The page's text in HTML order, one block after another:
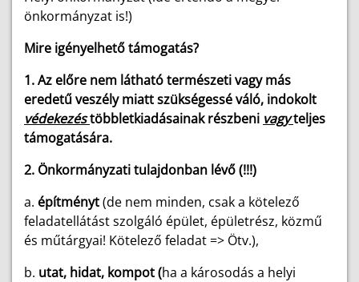
önkormányzat is!)
Mire igényelhető támogatás?
1. Az előre nem látható természeti vagy más
eredetű veszély miatt szükségessé váló, indokolt
védekezéstöbbletkiadásainak részbeni vagyteljes
támogatására.
2. Önkormányzati tulajdonban lévő (!!!)
a. építményt(de nem minden, csak a kötelező
feladatellátást szolgáló épület, épületrész, közmű
és műtárgyai! Kötelező feladat => Ötv.),
b. utat, hidat, kompot (ha a károsodás a helyi